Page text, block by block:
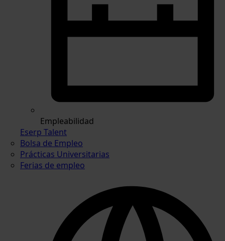
Empleabilidad
Eserp Talent
Bolsa de Empleo
Prácticas Universitarias
Ferias de empleo